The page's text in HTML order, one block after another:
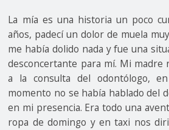
La mía es una historia un poco
años, padecí un dolor de muela
me había dolido nada y fue una
desconcertante para mí. Mi madre
a la consulta del odontólogo,
momento no se había hablado del
en mi presencia. Era todo una
ropa de domingo y en taxi nos